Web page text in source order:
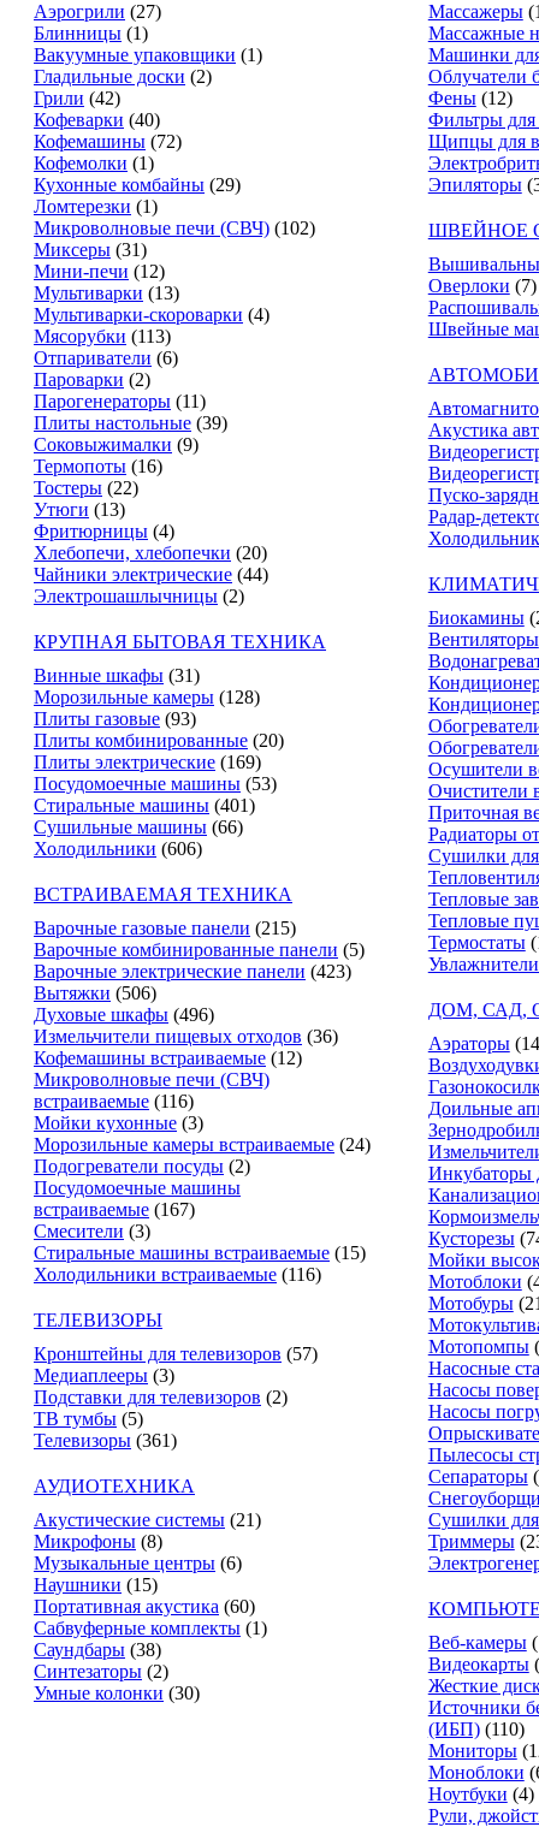
Аэрогрили (27)
Блинницы (1)
Вакуумные упаковщики (1)
Гладильные доски (2)
Грили (42)
Кофеварки (40)
Кофемашины (72)
Кофемолки (1)
Кухонные комбайны (29)
Ломтерезки (1)
Микроволновые печи (СВЧ) (102)
Миксеры (31)
Мини-печи (12)
Мультиварки (13)
Мультиварки-скороварки (4)
Мясорубки (113)
Отпариватели (6)
Пароварки (2)
Парогенераторы (11)
Плиты настольные (39)
Соковыжималки (9)
Термопоты (16)
Тостеры (22)
Утюги (13)
Фритюрницы (4)
Хлебопечи, хлебопечки (20)
Чайники электрические (44)
Электрошашлычницы (2)
КРУПНАЯ БЫТОВАЯ ТЕХНИКА
Винные шкафы (31)
Морозильные камеры (128)
Плиты газовые (93)
Плиты комбинированные (20)
Плиты электрические (169)
Посудомоечные машины (53)
Стиральные машины (401)
Сушильные машины (66)
Холодильники (606)
ВСТРАИВАЕМАЯ ТЕХНИКА
Варочные газовые панели (215)
Варочные комбинированные панели (5)
Варочные электрические панели (423)
Вытяжки (506)
Духовые шкафы (496)
Измельчители пищевых отходов (36)
Кофемашины встраиваемые (12)
Микроволновые печи (СВЧ)
встраиваемые (116)
Мойки кухонные (3)
Морозильные камеры встраиваемые (24)
Подогреватели посуды (2)
Посудомоечные машины
встраиваемые (167)
Смесители (3)
Стиральные машины встраиваемые (15)
Холодильники встраиваемые (116)
ТЕЛЕВИЗОРЫ
Кронштейны для телевизоров (57)
Медиаплееры (3)
Подставки для телевизоров (2)
ТВ тумбы (5)
Телевизоры (361)
АУДИОТЕХНИКА
Акустические системы (21)
Микрофоны (8)
Музыкальные центры (6)
Наушники (15)
Портативная акустика (60)
Сабвуферные комплекты (1)
Саундбары (38)
Синтезаторы (2)
Умные колонки (30)
Массажеры
Массажные
Машинки
Облучатели
Фены (12)
Фильтры
Щипцы для
Эпиляторы
ШВЕЙНОЕ
Оверлоки (7)
Швейные
Акустика
Пуско-
Радар-
Биокамины
Вентиляторы
Осушители
Очистители
Приточная
Радиаторы
Сушилки
Тепловые
Тепловые
Термостаты
ДОМ, САД,
Аэраторы
Доильные
Инкубаторы
Кусторезы
Мойки
Мотоблоки
Мотобуры
Мотопомпы
Насосные
Насосы
Насосы
Пылесосы
Сепараторы
Сушилки
Триммеры
Веб-камеры
Видеокарты
Жесткие
Источники
(ИБП) (110)
Мониторы
Моноблоки
Ноутбуки (4)
Рули,